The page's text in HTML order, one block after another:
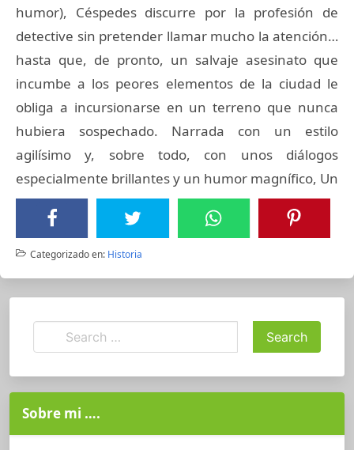
humor), Céspedes discurre por la profesión de
detective sin pretender llamar mucho la atención…
hasta que, de pronto, un salvaje asesinato que
incumbe a los peores elementos de la ciudad le
obliga a incursionarse en un terreno que nunca
hubiera sospechado. Narrada con un estilo
agilísimo y, sobre todo, con unos diálogos
especialmente brillantes y un humor magnífico, Un
Categorizado en: Historia
Sobre mi ….